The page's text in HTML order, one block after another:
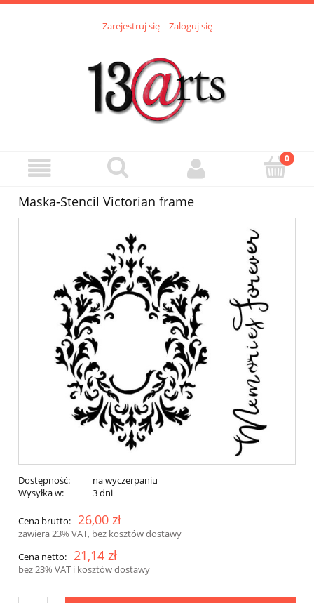
Zarejestruj się Zaloguj się
Maska-Stencil Victorian frame
Dostępność:
na wyczerpaniu
Wysyłka w:
3 dni
Cena brutto: 26,00 zł
zawiera 23% VAT, bez kosztów dostawy
Cena netto: 21,14 zł
bez 23% VAT i kosztów dostawy